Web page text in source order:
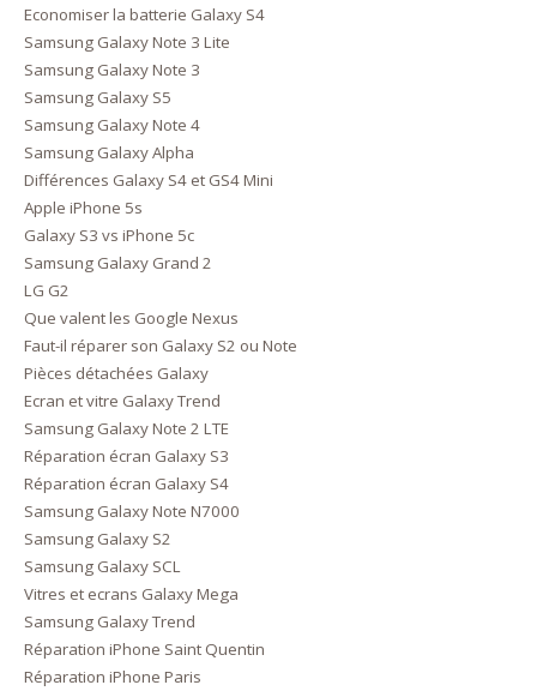
Economiser la batterie Galaxy S4
Samsung Galaxy Note 3 Lite
Samsung Galaxy Note 3
Samsung Galaxy S5
Samsung Galaxy Note 4
Samsung Galaxy Alpha
Différences Galaxy S4 et GS4 Mini
Apple iPhone 5s
Galaxy S3 vs iPhone 5c
Samsung Galaxy Grand 2
LG G2
Que valent les Google Nexus
Faut-il réparer son Galaxy S2 ou Note
Pièces détachées Galaxy
Ecran et vitre Galaxy Trend
Samsung Galaxy Note 2 LTE
Réparation écran Galaxy S3
Réparation écran Galaxy S4
Samsung Galaxy Note N7000
Samsung Galaxy S2
Samsung Galaxy SCL
Vitres et ecrans Galaxy Mega
Samsung Galaxy Trend
Réparation iPhone Saint Quentin
Réparation iPhone Paris